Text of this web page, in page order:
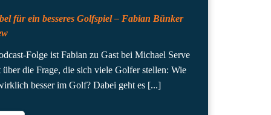
für ein besseres Golfspiel – Fabian Bünker
Folge ist Fabian zu Gast bei Michael Serve
über die Frage, die sich viele Golfer stellen: Wie
besser im Golf? Dabei geht es [...]